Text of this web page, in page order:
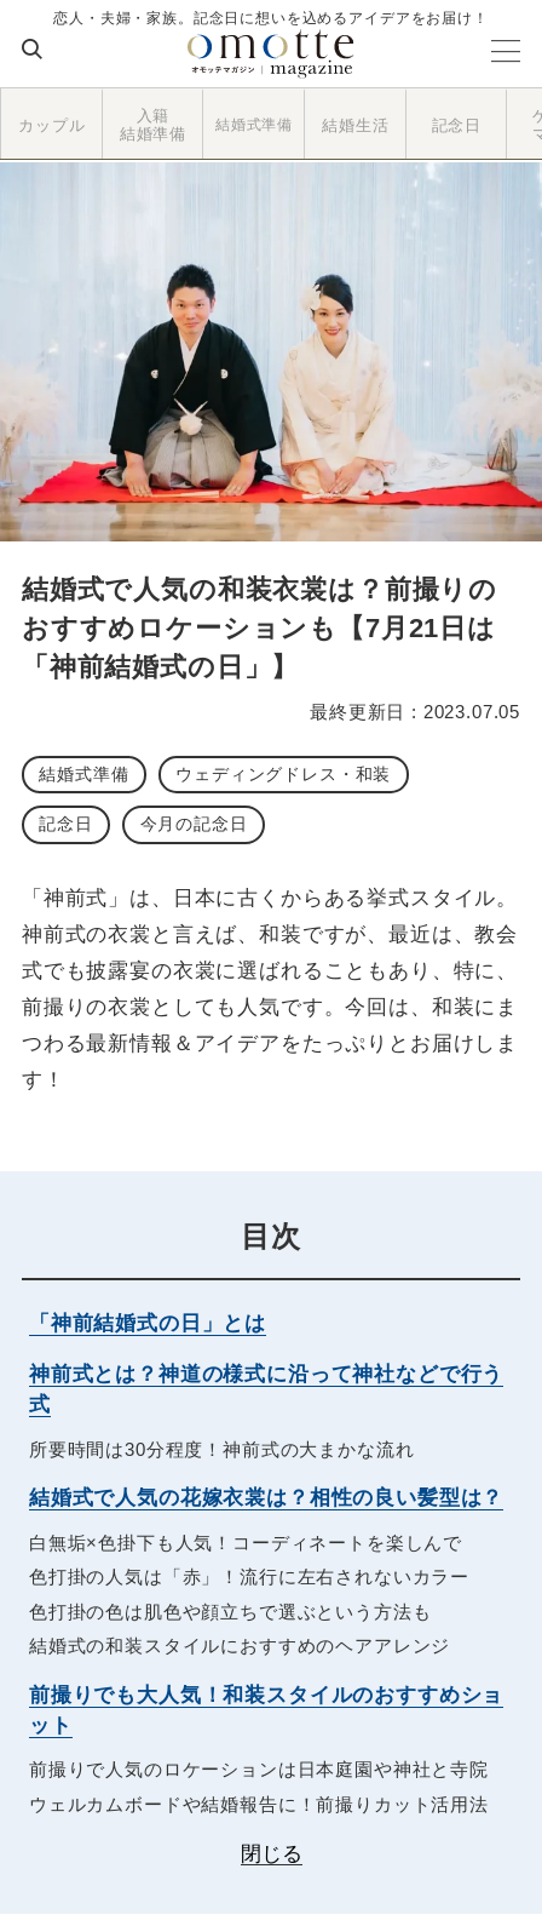
恋人・夫婦・家族。記念日に想いを込めるアイデアをお届け！
カップル
入籍
結婚準備
結婚式準備 結婚生活 記念日
結婚式で人気の和装衣裳は？前撮りの
おすすめロケーションも【7月21日は
「神前結婚式の日」】
最終更新日 : 2023.07.05
結婚式準備 ウェディングドレス・和装
記念日 今月の記念日
「神前式」は、日本に古くからある挙式スタイル。
神前式の衣裳と言えば、和装ですが、最近は、教会
式でも披露宴の衣裳に選ばれることもあり、特に、
前撮りの衣裳としても人気です。今回は、和装にま
つわる最新情報＆アイデアをたっぷりとお届けしま
す！
目次
「神前結婚式の日」とは
神前式とは？神道の様式に沿って神社などで行う
式
所要時間は30分程度！神前式の大まかな流れ
結婚式で人気の花嫁衣裳は？相性の良い髪型は？
白無垢×色掛下も人気！コーディネートを楽しんで
色打掛の人気は「赤」！流行に左右されないカラー
色打掛の色は肌色や顔立ちで選ぶという方法も
結婚式の和装スタイルにおすすめのヘアアレンジ
前撮りでも大人気！和装スタイルのおすすめショ
ット
前撮りで人気のロケーションは日本庭園や神社と寺院
ウェルカムボードや結婚報告に！前撮りカット活用法
閉じる